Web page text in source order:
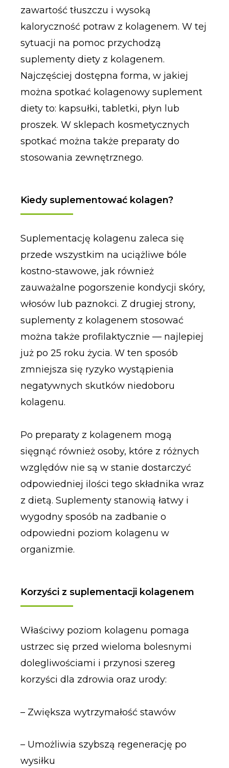
zawartość tłuszczu i wysoką
kaloryczność potraw z kolagenem. W tej
sytuacji na pomoc przychodzą
suplementy diety z kolagenem.
Najczęściej dostępna forma, w jakiej
można spotkać kolagenowy suplement
diety to: kapsułki, tabletki, płyn lub
proszek. W sklepach kosmetycznych
spotkać można także preparaty do
stosowania zewnętrznego.
Kiedy suplementować kolagen?
Suplementację kolagenu zaleca się
przede wszystkim na uciążliwe bóle
kostno-stawowe, jak również
zauważalne pogorszenie kondycji skóry,
włosów lub paznokci. Z drugiej strony,
suplementy z kolagenem stosować
można także profilaktycznie — najlepiej
już po 25 roku życia. W ten sposób
zmniejsza się ryzyko wystąpienia
negatywnych skutków niedoboru
kolagenu.
Po preparaty z kolagenem mogą
sięgnąć również osoby, które z różnych
względów nie są w stanie dostarczyć
odpowiedniej ilości tego składnika wraz
z dietą. Suplementy stanowią łatwy i
wygodny sposób na zadbanie o
odpowiedni poziom kolagenu w
organizmie.
Korzyści z suplementacji kolagenem
Właściwy poziom kolagenu pomaga
ustrzec się przed wieloma bolesnymi
dolegliwościami i przynosi szereg
korzyści dla zdrowia oraz urody:
– Zwiększa wytrzymałość stawów
– Umożliwia szybszą regenerację po
wysiłku